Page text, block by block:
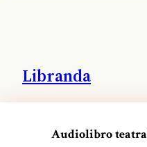
Audiolibro
Libranda